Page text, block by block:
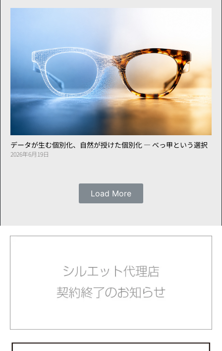
データが生む個別化、自然が授けた個別化 ― べっ甲という選択
2026年6月19日
Load More